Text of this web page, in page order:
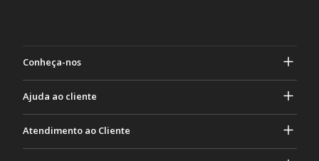
Conheça-nos
Termos e Condições
Ajuda ao cliente
Atendimento ao Cliente